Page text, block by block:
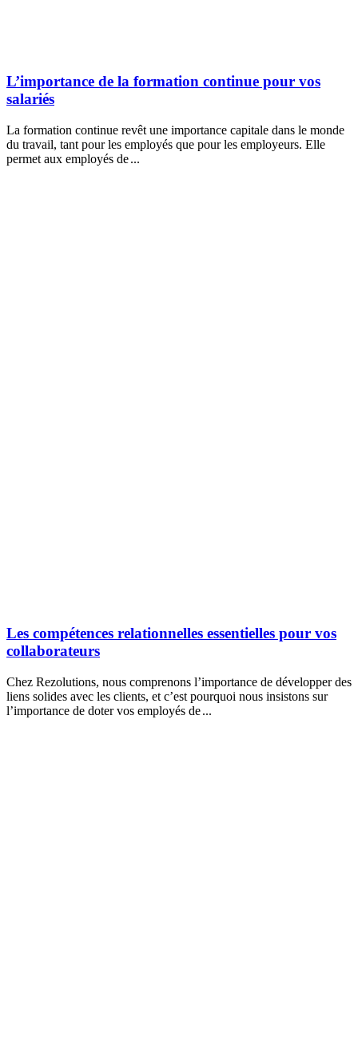
L’importance de la formation continue pour vos
salariés
La formation continue revêt une importance capitale dans le monde
du travail, tant pour les employés que pour les employeurs. Elle
permet aux employés de
Les compétences relationnelles essentielles pour vos
collaborateurs
Chez Rezolutions, nous comprenons l’importance de développer des
liens solides avec les clients, et c’est pourquoi nous insistons sur
l’importance de doter vos employés de